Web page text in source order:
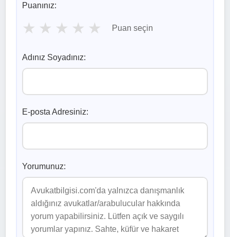
Puanınız:
★ ★ ★ ★ ★ Puan seçin
Adınız Soyadınız:
E-posta Adresiniz:
Yorumunuz: